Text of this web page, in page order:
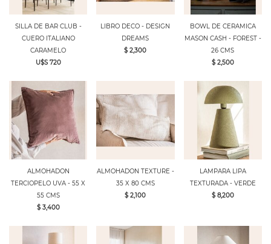
SILLA DE BAR CLUB -
CUERO ITALIANO
CARAMELO
U$S 720
LIBRO DECO - DESIGN
DREAMS
$ 2,300
BOWL DE CERAMICA
MASON CASH - FOREST -
26 CMS
$ 2,500
ALMOHADON
TERCIOPELO UVA - 55 X
55 CMS
$ 3,400
ALMOHADON TEXTURE -
35 X 80 CMS
$ 2,100
LAMPARA LIPA
TEXTURADA - VERDE
$ 8,200